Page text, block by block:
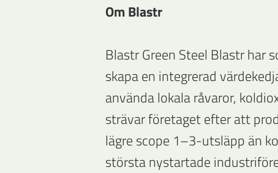
Om Blastr
Blastr Green Steel Blastr
skapa en integrerad
använda lokala råvaror,
strävar företaget efter att
lägre scope 1–3-utsläpp än
största nystartade